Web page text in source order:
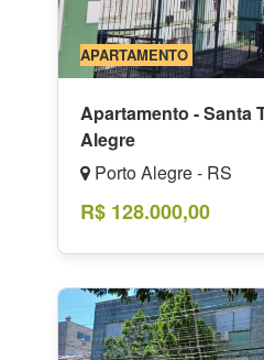
APARTAMENTO
Apartamento - Santa
Alegre
Porto Alegre - RS
R$ 128.000,00